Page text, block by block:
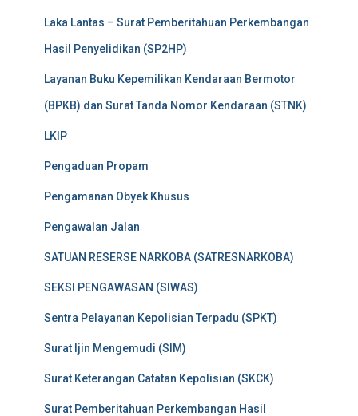
Laka Lantas – Surat Pemberitahuan Perkembangan
Hasil Penyelidikan (SP2HP)
Layanan Buku Kepemilikan Kendaraan Bermotor
(BPKB) dan Surat Tanda Nomor Kendaraan (STNK)
LKIP
Pengaduan Propam
Pengamanan Obyek Khusus
Pengawalan Jalan
SATUAN RESERSE NARKOBA (SATRESNARKOBA)
SEKSI PENGAWASAN (SIWAS)
Sentra Pelayanan Kepolisian Terpadu (SPKT)
Surat Ijin Mengemudi (SIM)
Surat Keterangan Catatan Kepolisian (SKCK)
Surat Pemberitahuan Perkembangan Hasil